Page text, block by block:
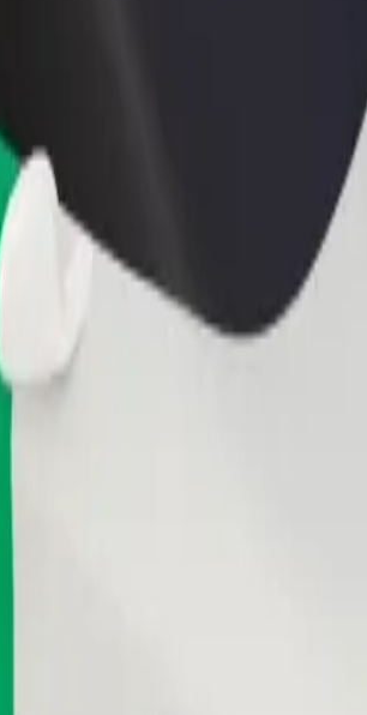
აღმოაჩინე ჩვენი სერვისები და